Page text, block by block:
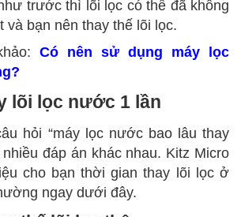
trước thì lõi lọc có thể đã không
và bạn nên thay thế lõi lọc.
Có nên sử dụng máy lọc
lõi lọc nước 1 lần
hỏi “máy lọc nước bao lâu thay
nhiều đáp án khác nhau. Kitz Micro
cho bạn thời gian thay lõi lọc ở
ngay dưới đây.